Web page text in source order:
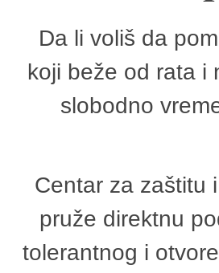
Da li voliš da
koji beže od rata i
slobodno
Centar za zaštitu
pruže direktnu
tolerantnog i